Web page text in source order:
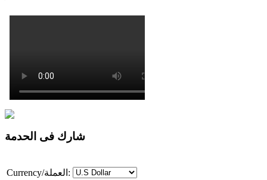
شارك فى الحدمة
Currency/العملة: